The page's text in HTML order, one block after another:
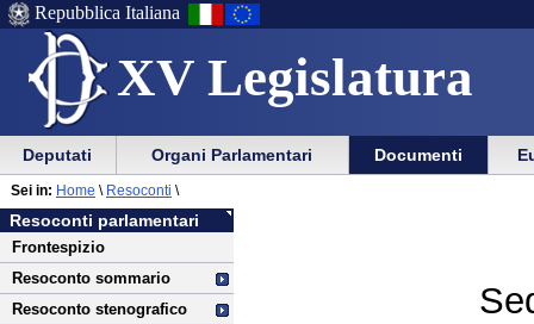
XV Legislatura
Menu
di
ausilio
alla
navigazione
Vai
Menu
di
navigazione
principale
Repubblica Italiana
Menu
di
navigazione
principale
Vai
menu
di
sezione
Deputati Organi Parlamentari Documenti
Vai
al
contenuto
Resoconti parlamentari
Frontespizio
Resoconto sommario
Resoconto stenografico
Sei in: Home \ Resoconti \